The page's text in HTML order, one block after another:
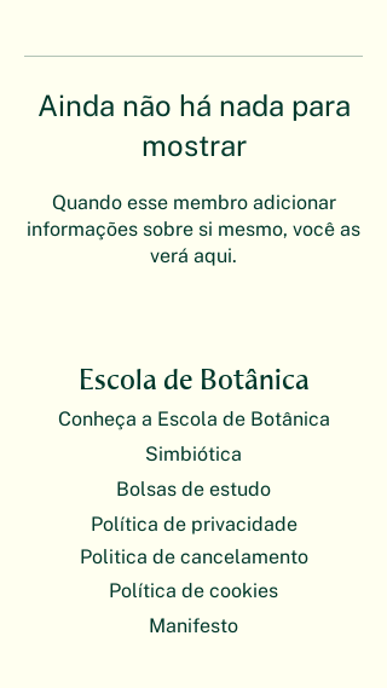
Ainda não há nada para
mostrar
Quando esse membro adicionar
informações sobre si mesmo, você as
verá aqui.
Escola de Botânica
Conheça a Escola de Botânica
Simbiótica
Bolsas de estudo
Política de privacidade
Politica de cancelamento
Política de cookies
Manifesto